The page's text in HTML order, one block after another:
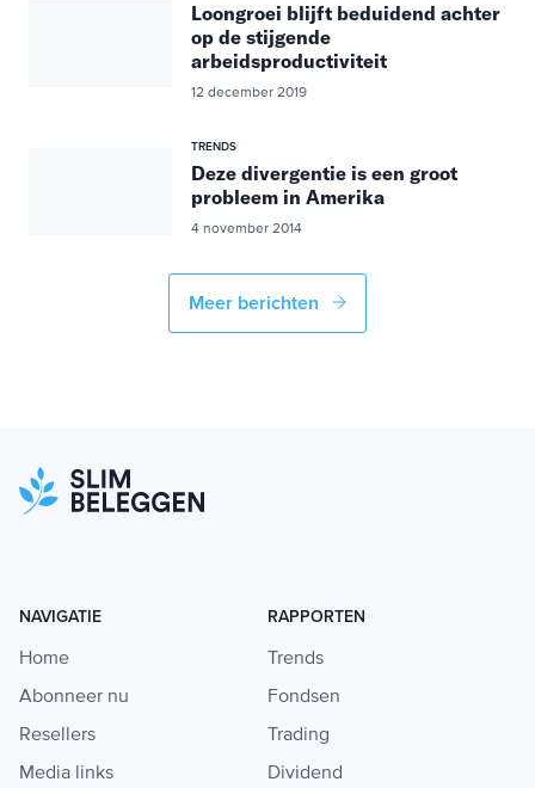
Loongroei blijft beduidend achter
op de stijgende
arbeidsproductiviteit
12 december 2019
TRENDS
Deze divergentie is een groot
probleem in Amerika
4 november 2014
Meer berichten
NAVIGATIE
Home
Abonneer nu
Resellers
Media links
RAPPORTEN
Trends
Fondsen
Trading
Dividend